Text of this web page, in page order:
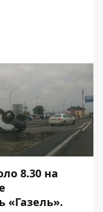
8.30 на
«Газель».